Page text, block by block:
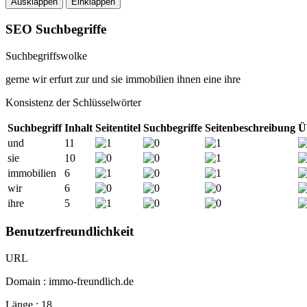
SEO Suchbegriffe
Suchbegriffswolke
gerne wir erfurt zur und sie immobilien ihnen eine ihre
Konsistenz der Schlüsselwörter
Suchbegriff Inhalt Seitentitel Suchbegriffe Seitenbeschreibung
und
11
sie
10
immobilien
6
wir
6
ihre
5
Benutzerfreundlichkeit
URL
Domain : immo-freundlich.de